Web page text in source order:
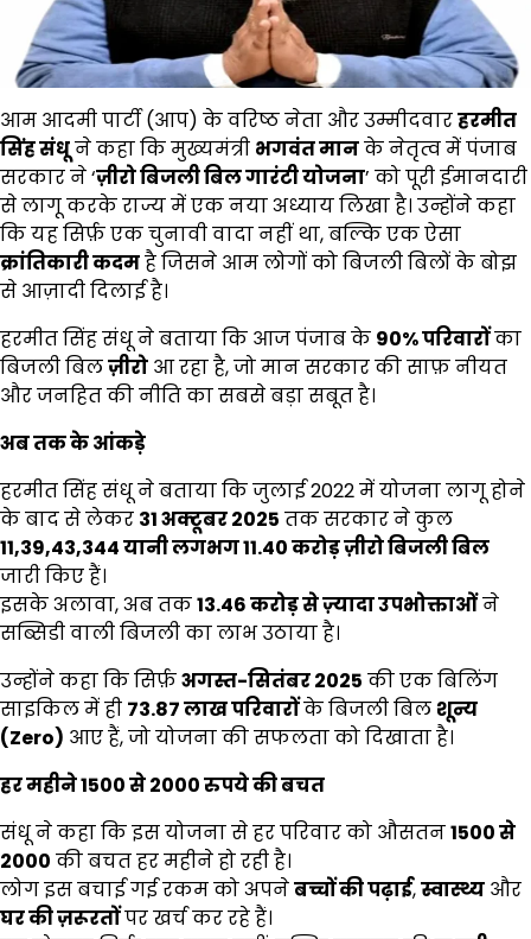
आम आदमी पार्टी (आप) के वरिष्ठ नेता और उम्मीदवारहरमीत
सिंह संधूने कहा कि मुख्यमंत्री भगवंत मानके नेतृत्व में पंजाब
सरकार ने ‘ज़ीरो बिजली बिल गारंटी योजना’ को पूरी ईमानदारी
से लागू करके राज्य में एक नया अध्याय लिखा है। उन्होंने कहा
कि यह सिर्फ़ एक चुनावी वादा नहीं था, बल्कि एक ऐसा
क्रांतिकारी कदमहै जिसने आम लोगों को बिजली बिलों के बोझ
से आज़ादी दिलाई है।
हरमीत सिंह संधू ने बताया कि आज पंजाब के 90%परिवारोंका
बिजली बिलज़ीरो आ रहा है, जो मान सरकार की साफ़ नीयत
और जनहित की नीति का सबसे बड़ा सबूत है।
अब तक के आंकड़े
हरमीत सिंह संधू ने बताया कि जुलाई 2022 में योजना लागू होने
के बाद से लेकर 31अक्टूबर2025 तक सरकार ने कुल
11,39,43,344यानी लगभग11.40करोड़ ज़ीरो बिजली बिल
जारी किए हैं।
इसके अलावा, अब तक13.46करोड़ से ज़्यादा उपभोक्ताओंने
सब्सिडी वाली बिजली का लाभ उठाया है।
उन्होंने कहा कि सिर्फ़अगस्त-सितंबर2025 की एक बिलिंग
साइकिल में ही 73.87लाख परिवारोंके बिजली बिल शून्य
(Zero) आए हैं, जो योजना की सफलता को दिखाता है।
हर महीने1500से2000रुपये की बचत
संधू ने कहा कि इस योजना से हर परिवार को औसतन₹1500से
₹2000 की बचत हर महीने हो रही है।
लोग इस बचाई गई रकम को अपनेबच्चों की पढ़ाई,स्वास्थ्य और
घर की ज़रूरतोंपर खर्च कर रहे हैं।